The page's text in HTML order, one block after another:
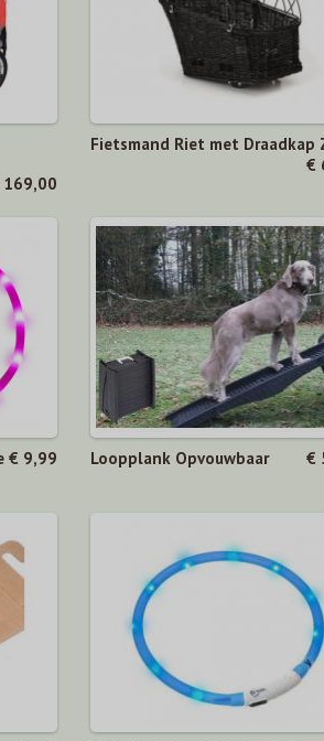
Fietsmand Riet met Draadkap
€
€ 9,99 Loopplank Opvouwbaar €